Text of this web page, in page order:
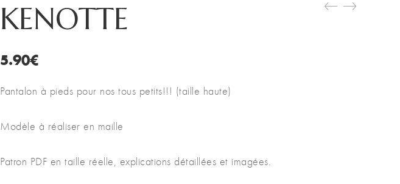
KENOTTE
5.90€
Pantalon à pieds pour nos tous petits!!! (taille haute)
Modèle à réaliser en maille
Patron PDF en taille réelle, explications détaillées et imagées.